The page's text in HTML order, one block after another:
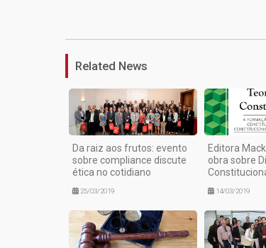
Related News
Da raiz aos frutos: evento
sobre compliance discute
ética no cotidiano
25/03/2019
Editora
obra sobre
14/03/2019